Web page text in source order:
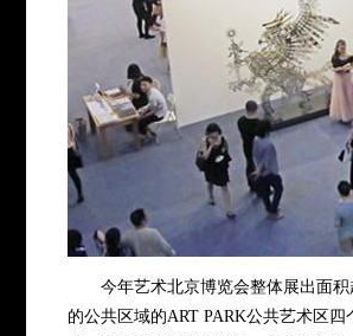
今年艺术北京博览会整体展出面积
的公共区域的ART PARK公共艺术区